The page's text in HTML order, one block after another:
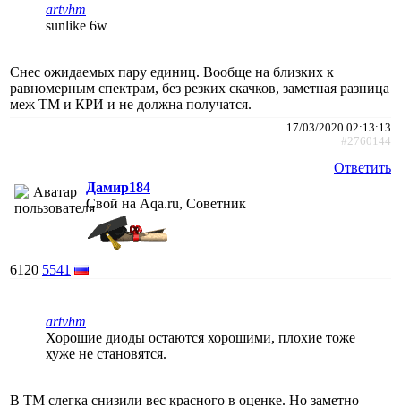
artvhm
sunlike 6w
Снес ожидаемых пару единиц. Вообще на близких к
равномерным спектрам, без резких скачков, заметная разница
меж ТМ и КРИ и не должна получатся.
17/03/2020 02:13:13
#2760144
Ответить
Дамир184
Свой на Aqa.ru, Советник
6120 5541
artvhm
Хорошие диоды остаются хорошими, плохие тоже
хуже не становятся.
В ТМ слегка снизили вес красного в оценке. Но заметно